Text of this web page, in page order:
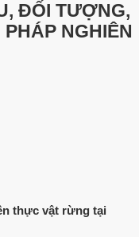
ĐỐI TƯỢNG,
NGHIÊN
thực vật rừng tại